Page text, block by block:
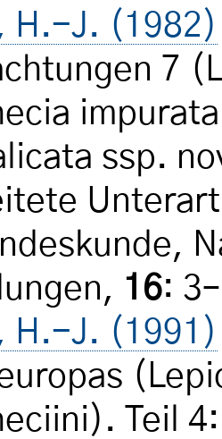
H.-J. (1982)
7
ssp.
16:
H.-J. (1991)
Teil